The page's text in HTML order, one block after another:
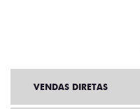
VENDAS DIRETAS